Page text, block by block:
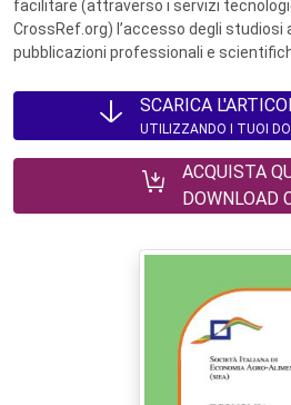
facilitare (attraverso i servizi
CrossRef.org) l’accesso degli studiosi
pubblicazioni professionali e
SCARICA
UTILIZZANDO I TUOI
ACQUISTA
DOWNLOAD